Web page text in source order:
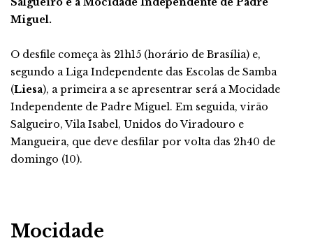
Miguel.
O desfile começa às 21h15 (horário de Brasília) e,
segundo a Liga Independente das Escolas de Samba
(Liesa), a primeira a se apresentrar será a Mocidade
Independente de Padre Miguel. Em seguida, virão
Salgueiro, Vila Isabel, Unidos do Viradouro e
Mangueira, que deve desfilar por volta das 2h40 de
domingo (10).
Mocidade